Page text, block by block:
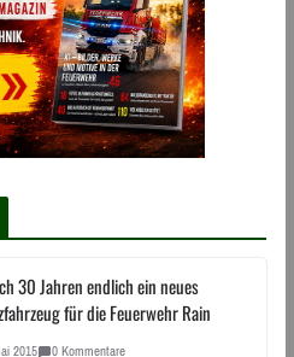
30 Jahren endlich ein neues
für die Feuerwehr Rain
2015 0 Kommentare